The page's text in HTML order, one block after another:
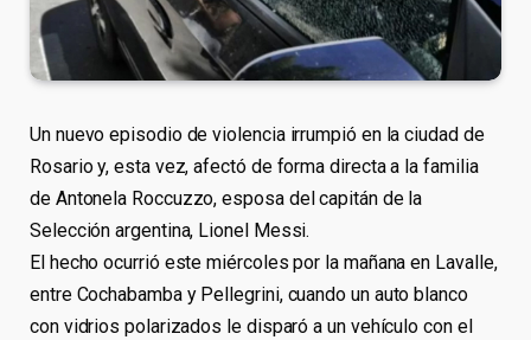
Un nuevo episodio de violencia irrumpió en la ciudad de
Rosario y, esta vez, afectó de forma directa a la familia
de Antonela Roccuzzo, esposa del capitán de la
Selección argentina, Lionel Messi.
El hecho ocurrió este miércoles por la mañana en Lavalle,
entre Cochabamba y Pellegrini, cuando un auto blanco
con vidrios polarizados le disparó a un vehículo con el